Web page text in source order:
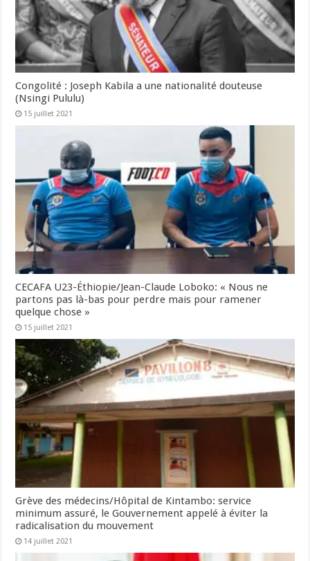
Congolité : Joseph Kabila a une nationalité douteuse
(Nsingi Pululu)
15 juillet 2021
CECAFA U23-Éthiopie/Jean-Claude Loboko: « Nous ne
partons pas là-bas pour perdre mais pour ramener
quelque chose »
15 juillet 2021
Grève des médecins/Hôpital de Kintambo: service
minimum assuré, le Gouvernement appelé à éviter la
radicalisation du mouvement
14 juillet 2021